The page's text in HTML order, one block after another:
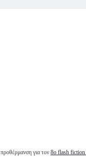
για τον 8o flash